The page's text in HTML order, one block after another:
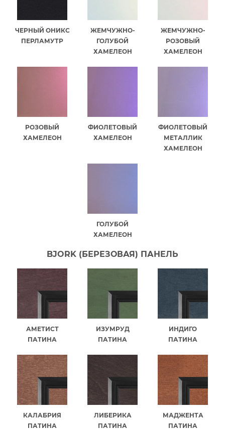
ЧЕРНЫЙ ОНИКС
ПЕРЛАМУТР
ЖЕМЧУЖНО-
ГОЛУБОЙ
ХАМЕЛЕОН
ЖЕМЧУЖНО-
РОЗОВЫЙ
ХАМЕЛЕОН
РОЗОВЫЙ
ХАМЕЛЕОН
ФИОЛЕТОВЫЙ
ХАМЕЛЕОН
ФИОЛЕТОВЫЙ
МЕТАЛЛИК
ХАМЕЛЕОН
ГОЛУБОЙ
ХАМЕЛЕОН
BJORK (БЕРЕЗОВАЯ) ПАНЕЛЬ
АМЕТИСТ
ПАТИНА
ИЗУМРУД
ПАТИНА
ИНДИГО
ПАТИНА
КАЛАБРИЯ
ПАТИНА
ЛИБЕРИКА
ПАТИНА
МАДЖЕНТА
ПАТИНА